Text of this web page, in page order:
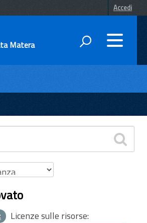
Accedi
Matera
Licenze sulle risorse: